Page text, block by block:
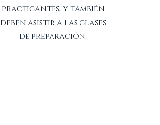
practicantes, y también
deben asistir a las clases
de preparación.